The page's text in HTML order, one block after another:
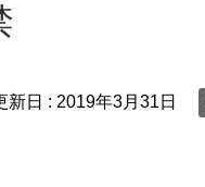
新日 : 2019年3月31日